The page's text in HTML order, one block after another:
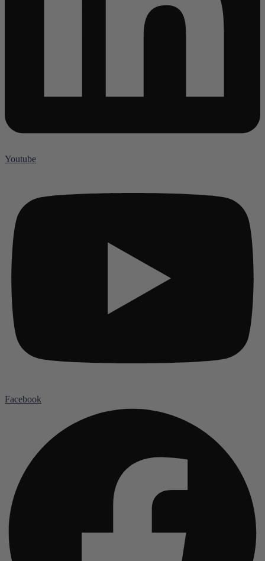
Youtube
Facebook